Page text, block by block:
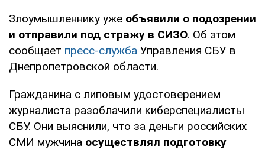
Злоумышленнику уже объявили о подозрении
и отправили под стражу в СИЗО. Об этом
сообщает пресс-служба Управления СБУ в
Днепропетровской области.
Гражданина с липовым удостоверением
журналиста разоблачили киберспециалисты
СБУ. Они выяснили, что за деньги российских
СМИ мужчина осуществлял подготовку